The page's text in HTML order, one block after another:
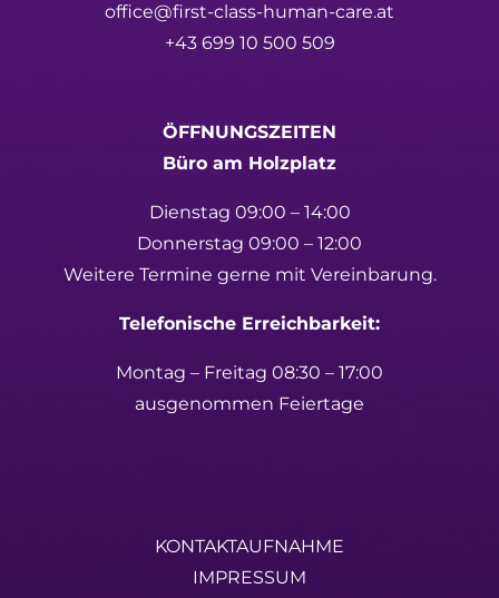
office@first-class-human-care.at
+43 699 10 500 509
ÖFFNUNGSZEITEN
Büro am Holzplatz
Dienstag 09:00 – 14:00
Donnerstag 09:00 – 12:00
Weitere Termine gerne mit Vereinbarung.
Telefonische Erreichbarkeit:
Montag – Freitag 08:30 – 17:00
ausgenommen Feiertage
KONTAKTAUFNAHME
IMPRESSUM